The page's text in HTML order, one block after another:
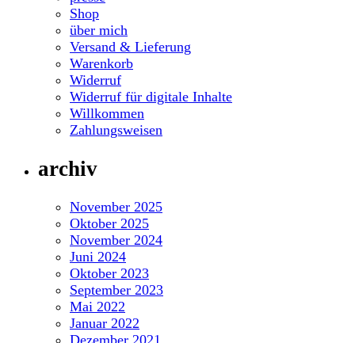
Shop
über mich
Versand & Lieferung
Warenkorb
Widerruf
Widerruf für digitale Inhalte
Willkommen
Zahlungsweisen
archiv
November 2025
Oktober 2025
November 2024
Juni 2024
Oktober 2023
September 2023
Mai 2022
Januar 2022